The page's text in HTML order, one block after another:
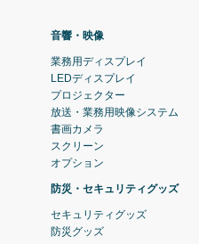
音響・映像
業務用ディスプレイ
LEDディスプレイ
プロジェクター
放送・業務用映像システム
書画カメラ
スクリーン
オプション
防災・セキュリティグッズ
セキュリティグッズ
防災グッズ